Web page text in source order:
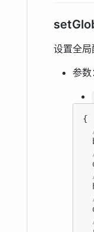
设置全局
参数
{